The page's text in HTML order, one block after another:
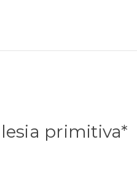
primitiva*